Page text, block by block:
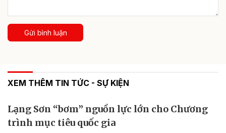
Gửi bình luận
XEM THÊM TIN TỨC - SỰ KIỆN
Lạng Sơn “bơm” nguồn lực lớn cho Chương
trình mục tiêu quốc gia